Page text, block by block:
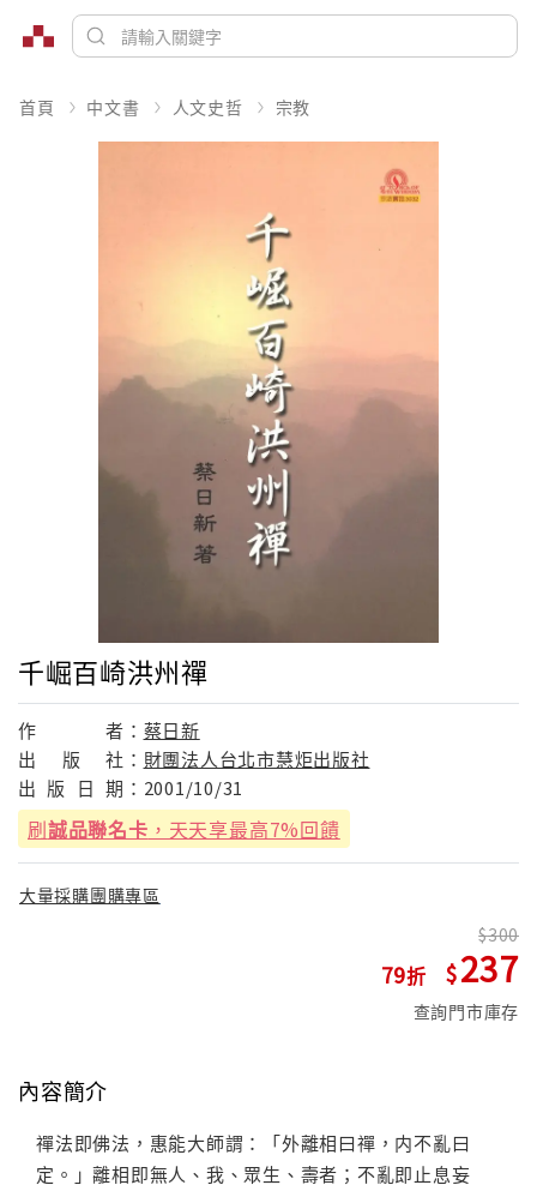
首頁 中文書 人文史哲 宗教
千崛百崎洪州禪
作 者： 蔡日新
出
版 社： 財團法人台北市慧炬出版社
出 版 日 期： 2001/10/31
刷誠品聯名卡 ，天天享最高7%回饋
大量採購團購專區
79
300
237
查詢門市庫存
內容簡介
禪法即佛法，惠能大師謂：「外離相曰禪，内不亂曰
定。」離相即無人、我、眾生、壽者；不亂即止息妄